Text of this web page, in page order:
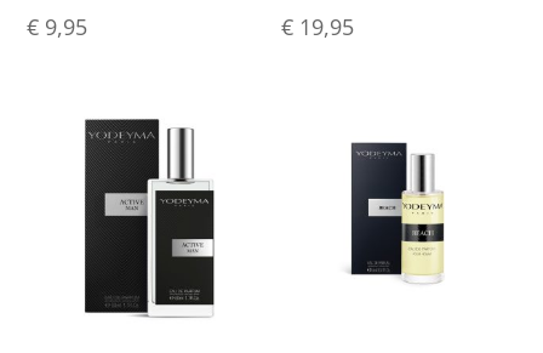
€ 9,95 € 19,95